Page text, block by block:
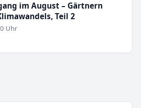
im August – Gärtnern
Teil 2
Uhr